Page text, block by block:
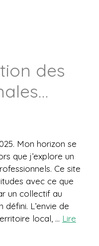
des
Mon horizon se
que j’explore un
Ce site
avec ce que
un collectif au
L’envie de
local, … Lire